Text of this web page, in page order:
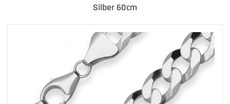
Silber 60cm